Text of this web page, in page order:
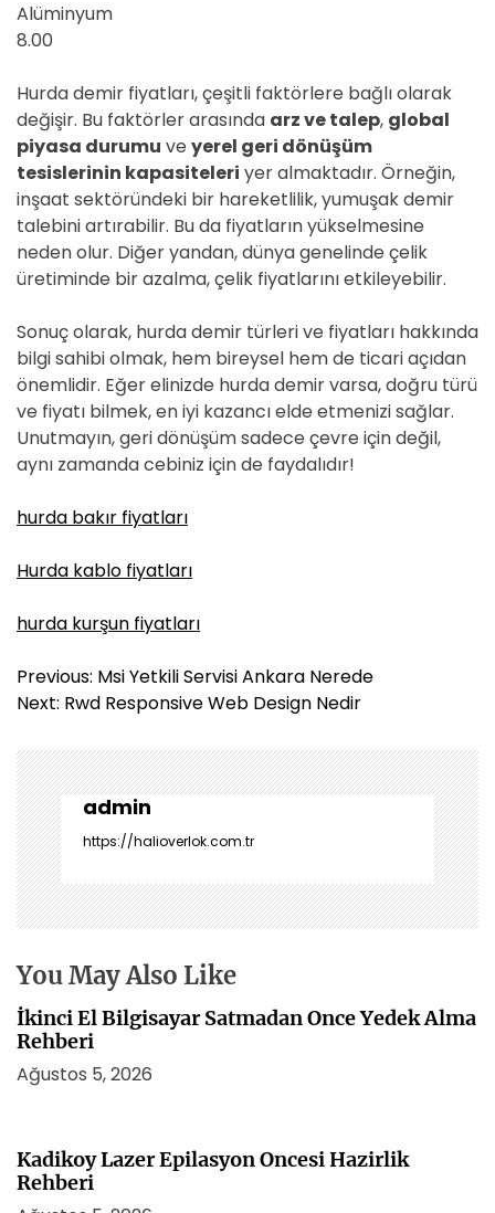
Alüminyum
8.00
Hurda demir fiyatları, çeşitli faktörlere bağlı olarak
değişir. Bu faktörler arasında arz ve talep, global
piyasa durumu ve yerel geri dönüşüm
tesislerinin kapasiteleri yer almaktadır. Örneğin,
inşaat sektöründeki bir hareketlilik, yumuşak demir
talebini artırabilir. Bu da fiyatların yükselmesine
neden olur. Diğer yandan, dünya genelinde çelik
üretiminde bir azalma, çelik fiyatlarını etkileyebilir.
Sonuç olarak, hurda demir türleri ve fiyatları hakkında
bilgi sahibi olmak, hem bireysel hem de ticari açıdan
önemlidir. Eğer elinizde hurda demir varsa, doğru türü
ve fiyatı bilmek, en iyi kazancı elde etmenizi sağlar.
Unutmayın, geri dönüşüm sadece çevre için değil,
aynı zamanda cebiniz için de faydalıdır!
hurda bakır fiyatları
Hurda kablo fiyatları
hurda kurşun fiyatları
Y
a
ı
g
e
z
i
n
m
s
i
Previous: Msi Yetkili Servisi Ankara Nerede
Next: Rwd Responsive Web Design Nedir
admin
https://halioverlok.com.tr
You May Also Like
İkinci El Bilgisayar Satmadan Once Yedek Alma
Rehberi
Ağustos 5, 2026
Kadikoy Lazer Epilasyon Oncesi Hazirlik
Rehberi